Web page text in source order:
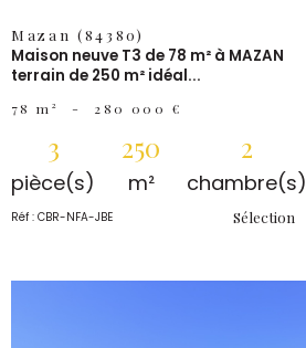
Mazan (84380)
Maison neuve T3 de 78 m² à MAZAN
terrain de 250 m² idéal...
78 m² - 280 000 €
3
pièce(s)
250
m²
2
chambre(s)
Réf : CBR-NFA-JBE Sélection